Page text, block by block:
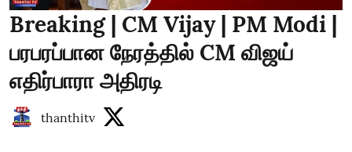
Breaking | CM Vijay | PM Modi |
பரபரப்பான நேரத்தில் CM விஜய்
எதிர்பாரா அதிரடி
thanthitv